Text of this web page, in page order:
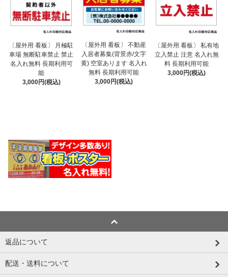
〔屋外用 看板〕 月極駐
車場 無断駐車禁止 禁止
名入れ無料 長期利用可
能
3,000円(税込)
〔屋外用 看板〕 不動産
入居者募集(背景赤/文字
黄) 空室あります 名入れ
無料 長期利用可能
3,000円(税込)
〔屋外用 看板〕 私有地
立入禁止 注意 名入れ無
料 長期利用可能
3,000円(税込)
返品について
配送・送料について